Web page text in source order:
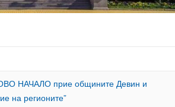
НАЧАЛО прие общините Девин и
на регионите”